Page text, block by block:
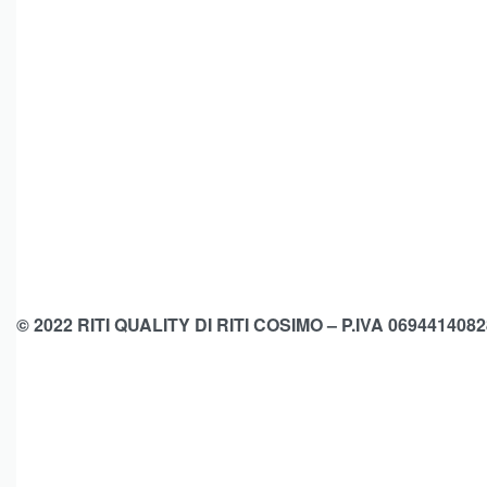
© 2022 RITI QUALITY DI RITI COSIMO – P.IVA